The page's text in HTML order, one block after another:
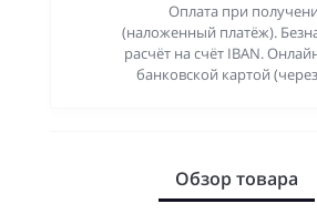
Оплата при
(наложенный платёж).
расчёт на счёт IBAN.
банковской картой
Обзор товара